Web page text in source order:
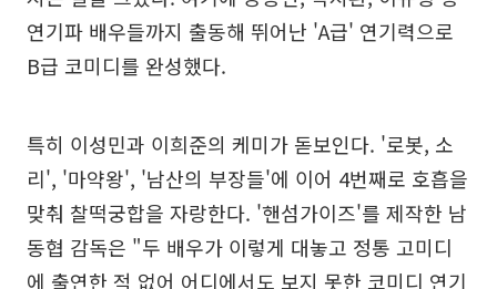
연기파 배우들까지 출동해 뛰어난 'A급' 연기력으로
B급 코미디를 완성했다.
특히 이성민과 이희준의 케미가 돋보인다. '로봇, 소
리', '마약왕', '남산의 부장들'에 이어 4번째로 호흡을
맞춰 찰떡궁합을 자랑한다. '핸섬가이즈'를 제작한 남
동협 감독은 "두 배우가 이렇게 대놓고 정통 고미디
에 출연한 적 없어 어디에서도 보지 못한 코미디 연기